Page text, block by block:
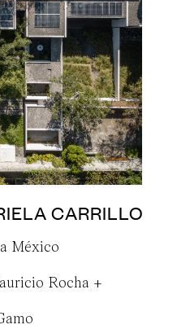
CARRILLO
México
Rocha +